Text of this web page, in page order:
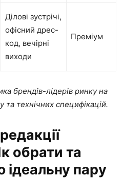
Ділові зустрічі,
офісний дрес-
код, вечірні
виходи
Преміум
брендів-лідерів ринку на
та технічних специфікацій.
обрати та
ідеальну пару